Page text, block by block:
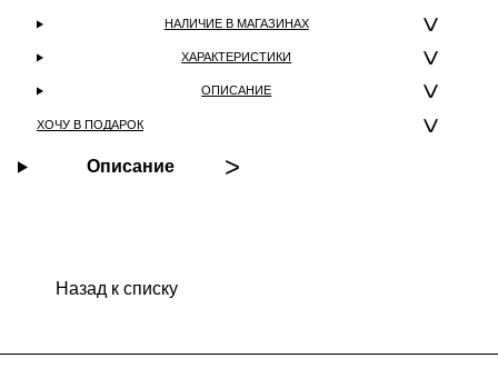
НАЛИЧИЕ В МАГАЗИНАХ
ХАРАКТЕРИСТИКИ
ОПИСАНИЕ
ХОЧУ В ПОДАРОК
Описание
Назад к списку